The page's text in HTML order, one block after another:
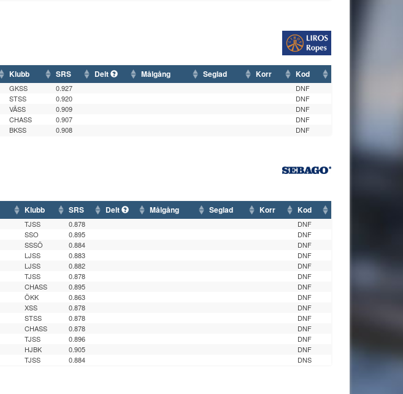
Klubb SRS Delt Målgång Seglad Korr Kod
GKSS 0.927
DNF
STSS 0.920
DNF
VÄSS 0.909
DNF
CHASS 0.907
DNF
BKSS 0.908 DNF
Klubb SRS Delt Målgång Seglad Korr Kod
TJSS 0.878
DNF
SSO 0.895
DNF
SSSÖ 0.884
DNF
LJSS 0.883
DNF
LJSS 0.882
DNF
TJSS 0.878
DNF
CHASS 0.895
DNF
ÖKK 0.863
DNF
XSS 0.878
DNF
STSS 0.878
DNF
CHASS 0.878
DNF
TJSS 0.896
DNF
HJBK 0.905
DNF
TJSS 0.884 DNS